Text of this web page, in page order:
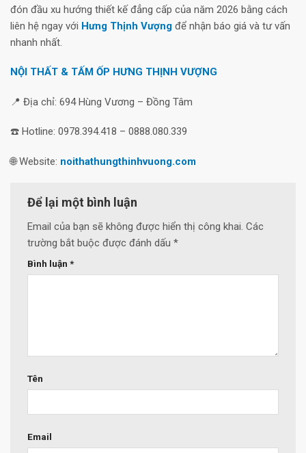
đón đầu xu hướng thiết kế đẳng cấp của năm 2026 bằng cách
liên hệ ngay với Hưng Thịnh Vượng để nhận báo giá và tư vấn
nhanh nhất.
NỘI THẤT & TẤM ỐP HƯNG THỊNH VƯỢNG
📍 Địa chỉ: 694 Hùng Vương – Đồng Tâm
☎️ Hotline: 0978.394.418 – 0888.080.339
🌐 Website: noithathungthinhvuong.com
Để lại một bình luận
Email của bạn sẽ không được hiển thị công khai. Các
trường bắt buộc được đánh dấu *
Bình luận *
Tên
Email